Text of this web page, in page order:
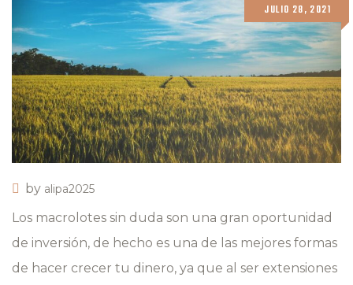
JULIO 28, 2021
by alipa2025
Los macrolotes sin duda son una gran oportunidad
de inversión, de hecho es una de las mejores formas
de hacer crecer tu dinero, ya que al ser extensiones